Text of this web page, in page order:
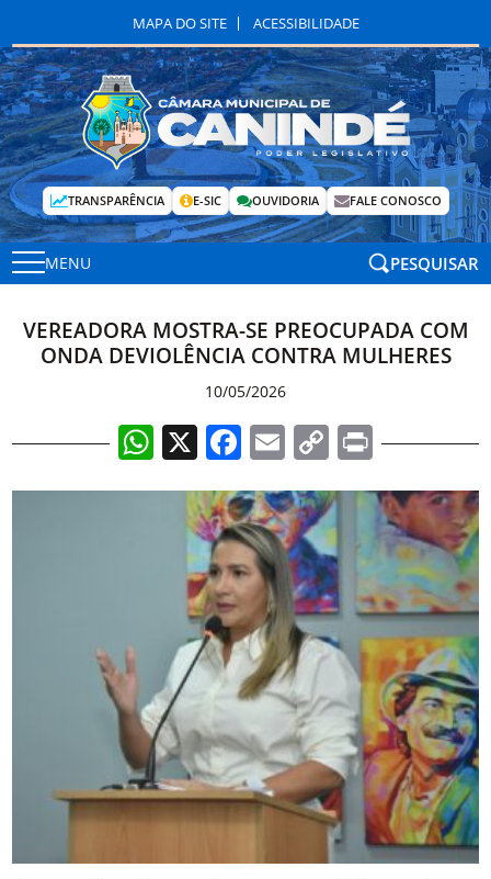
MAPA DO SITE ACESSIBILIDADE
TRANSPARÊNCIA E-SIC OUVIDORIA FALE CONOSCO
MENU PESQUISAR
VEREADORA MOSTRA-SE PREOCUPADA COM
ONDA DEVIOLÊNCIA CONTRA MULHERES
10/05/2026
WhatsApp
X Facebook
EmailCopyPrint